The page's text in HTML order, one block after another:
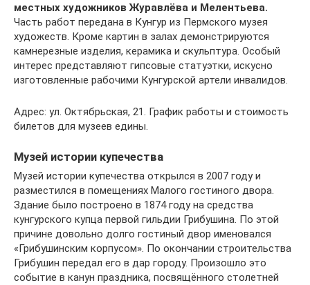
местных художников Журавлёва и Мелентьева.
Часть работ передана в Кунгур из Пермского музея
художеств. Кроме картин в залах демонстрируются
камнерезные изделия, керамика и скульптура. Особый
интерес представляют гипсовые статуэтки, искусно
изготовленные рабочими Кунгурской артели инвалидов.
Адрес: ул. Октябрьская, 21. График работы и стоимость
билетов для музеев едины.
Музей истории купечества
Музей истории купечества открылся в 2007 году и
разместился в помещениях Малого гостиного двора.
Здание было построено в 1874 году на средства
кунгурского купца первой гильдии Грибушина. По этой
причине довольно долго гостиный двор именовался
«Грибушинским корпусом». По окончании строительства
Грибушин передал его в дар городу. Произошло это
событие в канун праздника, посвящённого столетней